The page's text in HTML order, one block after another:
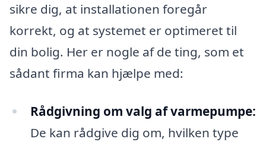
sikre dig, at installationen foregår
korrekt, og at systemet er optimeret til
din bolig. Her er nogle af de ting, som et
sådant firma kan hjælpe med:
Rådgivning om valg af varmepumpe:
De kan rådgive dig om, hvilken type